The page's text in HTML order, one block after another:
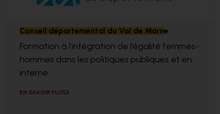
Conseil départemental du Val de Marne
Formation à l’intégration de l’égalité femmes-
hommes dans les politiques publiques et en
interne
EN SAVOIR PLUS